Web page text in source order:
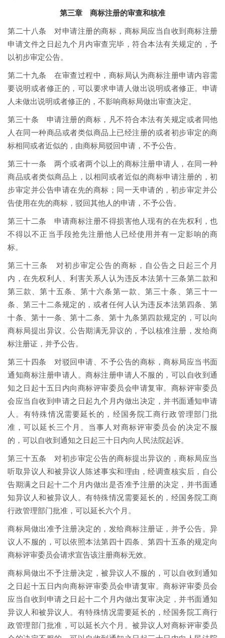
第三章 商标注册的审查和核准
第二十八条 对申请注册的商标，商标局应当自收到商标注册
申请文件之日起九个月内审查完毕，符合本法有关规定的，予
以初步审定公告。
第二十九条 在审查过程中，商标局认为商标注册申请内容需
要说明或者修正的，可以要求申请人做出说明或者修正。申请
人未做出说明或者修正的，不影响商标局做出审查决定。
第三十条 申请注册的商标，凡不符合本法有关规定或者同他
人在同一种商品或者类似商品上已经注册的或者初步审定的商
标相同或者近似的，由商标局驳回申请，不予公告。
第三十一条 两个或者两个以上的商标注册申请人，在同一种
商品或者类似商品上，以相同或者近似的商标申请注册的，初
步审定并公告申请在先的商标；同一天申请的，初步审定并公
告使用在先的商标，驳回其他人的申请，不予公告。
第三十二条 申请商标注册不得损害他人现有的在先权利，也
不得以不正当手段抢先注册他人已经使用并有一定影响的商
标。
第三十三条 对初步审定公告的商标，自公告之日起三个月
内，在先权利人、利害关系人认为违反本法第十三条第二款和
第三款、第十五条、第十六条第一款、第三十条、第三十一
条、第三十二条规定的，或者任何人认为违反本法第四条、第
十条、第十一条、第十二条、第十九条第四款规定的，可以向
商标局提出异议。公告期满无异议的，予以核准注册，发给商
标注册证，并予公告。
第三十四条 对驳回申请、不予公告的商标，商标局应当书面
通知商标注册申请人。商标注册申请人不服的，可以自收到通
知之日起十五日内向商标评审委员会申请复审。商标评审委员
会应当自收到申请之日起九个月内做出决定，并书面通知申请
人。有特殊情况需要延长的，经国务院工商行政管理部门批
准，可以延长三个月。当事人对商标评审委员会的决定不服
的，可以自收到通知之日起三十日内向人民法院起诉。
第三十五条 对初步审定公告的商标提出异议的，商标局应当
听取异议人和被异议人陈述事实和理由，经调查核实后，自公
告期满之日起十二个月内做出是否准予注册的决定，并书面通
知异议人和被异议人。有特殊情况需要延长的，经国务院工商
行政管理部门批准，可以延长六个月。
商标局做出准予注册决定的，发给商标注册证，并予公告。异
议人不服的，可以依照本法第四十四条、第四十五条的规定向
商标评审委员会请求宣告该注册商标无效。
商标局做出不予注册决定，被异议人不服的，可以自收到通知
之日起十五日内向商标评审委员会申请复审。商标评审委员会
应当自收到申请之日起十二个月内做出复审决定，并书面通知
异议人和被异议人。有特殊情况需要延长的，经国务院工商行
政管理部门批准，可以延长六个月。被异议人对商标评审委员